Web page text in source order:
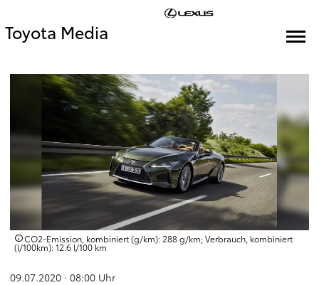
Toyota Media
CO2-Emission, kombiniert (g/km): 288 g/km; Verbrauch, kombiniert
(l/100km): 12.6 l/100 km
09.07.2020 · 08:00 Uhr